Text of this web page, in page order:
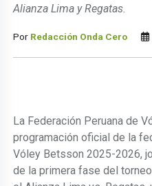
Alianza Lima y Regatas.
Por Redacción Onda Cero
La Federación Peruana de
programación oficial de la
Vóley Betsson 2025-2026,
de la primera fase del